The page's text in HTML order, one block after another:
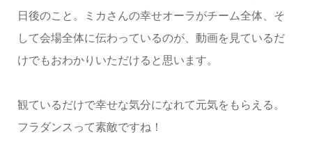
日後のこと。ミカさんの幸せオーラがチーム全体、そ
して会場全体に伝わっているのが、動画を見ているだ
けでもおわかりいただけると思います。
観ているだけで幸せな気分になれて元気をもらえる。
フラダンスって素敵ですね！